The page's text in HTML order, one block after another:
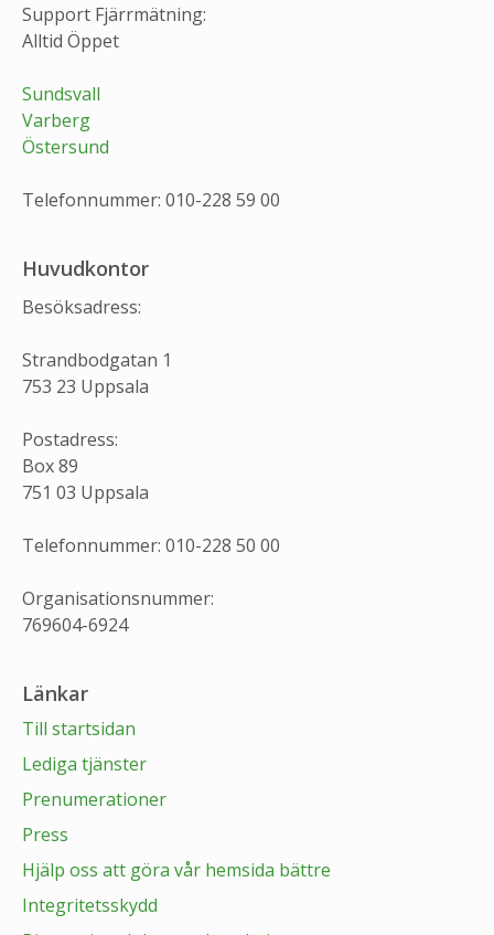
Support Fjärrmätning:
Alltid Öppet
Sundsvall
Varberg
Östersund
Telefonnummer: 010-228 59 00
Huvudkontor
Besöksadress:
Strandbodgatan 1
753 23 Uppsala
Postadress:
Box 89
751 03 Uppsala
Telefonnummer: 010-228 50 00
Organisationsnummer:
769604-6924
Länkar
Till startsidan
Lediga tjänster
Prenumerationer
Press
Hjälp oss att göra vår hemsida bättre
Integritetsskydd